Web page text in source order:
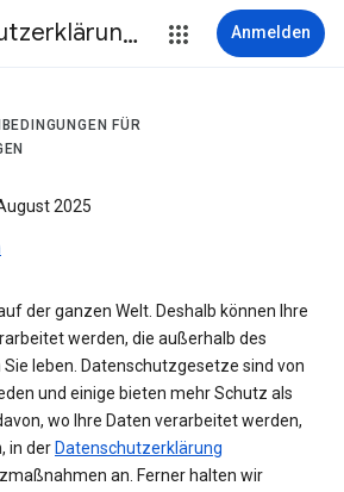
Datenschutzerklärung & Nutzungsbedingungen Anmelden
FÜR
2025
der ganzen Welt. Deshalb können Ihre
werden, die außerhalb des
Sie leben. Datenschutzgesetze sind von
und einige bieten mehr Schutz als
wo Ihre Daten verarbeitet werden,
in der Datenschutzerklärung
an. Ferner halten wir